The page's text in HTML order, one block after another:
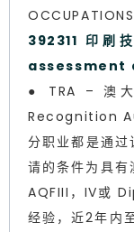
392311 印刷
● TRA – 澳
Recognition
分职业都是通过
请的条件为具有
AQFIII，IV或
经验，近2年内